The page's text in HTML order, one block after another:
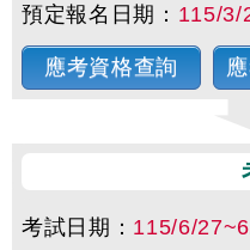
預定報名日期： 115/3/
應考資格查詢
考試日期： 115/6/